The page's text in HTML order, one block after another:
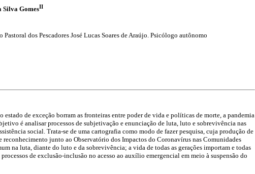
Silva GomesII
dos Pescadores José Lucas Soares de Araújo. Psicólogo autônomo
de exceção borram as fronteiras entre poder de vida e políticas de morte, a pandemia
é analisar processos de subjetivação e enunciação de luta, luto e sobrevivência nas
social. Trata-se de uma cartografia como modo de fazer pesquisa, cuja produção de
reconhecimento junto ao Observatório dos Impactos do Coronavírus nas Comunidades
na luta, diante do luto e da sobrevivência; a vida de todas as gerações importam e todas
de exclusão-inclusão no acesso ao auxílio emergencial em meio à suspensão do